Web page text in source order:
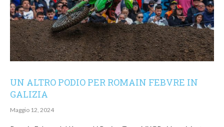
UN ALTRO PODIO PER ROMAIN FEBVRE IN
GALIZIA
Maggio 12, 2024